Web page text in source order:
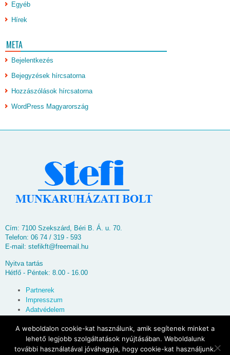
Egyéb
Hírek
META
Bejelentkezés
Bejegyzések hírcsatorna
Hozzászólások hírcsatorna
WordPress Magyarország
Cím: 7100 Szekszárd, Béri B. Á. u. 70.
Telefon: 06 74 / 319 - 593
E-mail: stefikft@freemail.hu
Nyitva tartás
Hétfő - Péntek: 8.00 - 16.00
Partnerek
Impresszum
Adatvédelem
© 2026Stefi Munkaruházati Bolt
A weboldalon cookie-kat használunk, amik segítenek minket a
lehető legjobb szolgáltatások nyújtásában. Weboldalunk
további használatával jóváhagyja, hogy cookie-kat használjunk.